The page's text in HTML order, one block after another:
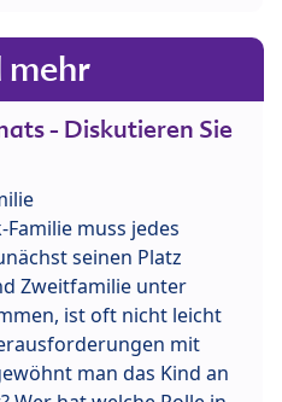
mehr
- Diskutieren Sie
muss jedes
seinen Platz
Zweitfamilie unter
ist oft nicht leicht
mit
man das Kind an